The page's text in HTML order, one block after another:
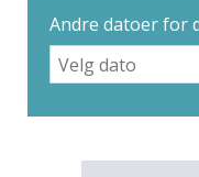
Andre datoer for